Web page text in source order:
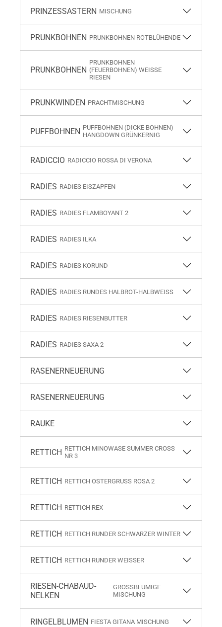
PRINZESSASTERN MISCHUNG
PRUNKBOHNEN PRUNKBOHNEN ROTBLÜHENDE
PRUNKBOHNEN
PRUNKBOHNEN
(FEUERBOHNEN) WEISSE R
IESEN
PRUNKWINDEN PRACHTMISCHUNG
PUFFBOHNEN PUFFBOHNEN (DICKE BOHNEN)
HANGDOWN GRÜNKERNIG
RADICCIO RADICCIO ROSSA DI VERONA
RADIES RADIES EISZAPFEN
RADIES RADIES FLAMBOYANT 2
RADIES RADIES ILKA
RADIES RADIES KORUND
RADIES RADIES RUNDES HALBROT-HALBWEISS
RADIES RADIES RIESENBUTTER
RADIES RADIES SAXA 2
RASENERNEUERUNG
RASENERNEUERUNG
RAUKE
RETTICH RETTICH MINOWASE SUMMER CROSS
NR 3
RETTICH RETTICH OSTERGRUSS ROSA 2
RETTICH RETTICH REX
RETTICH RETTICH RUNDER SCHWARZER WINTER
RETTICH RETTICH RUNDER WEISSER
RIESEN-CHABAUD-
NELKEN
GROSSBLUMIGE M
ISCHUNG
RINGELBLUMEN FIESTA GITANA MISCHUNG